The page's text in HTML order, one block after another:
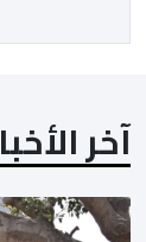
يقتات على
آخر